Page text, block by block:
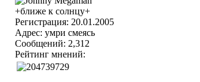
Регистрация: 20.01.2005
Адрес: умри смеясь
Сообщений: 2,312
Рейтинг мнений: